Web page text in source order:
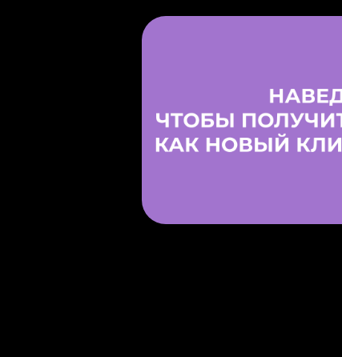
Дарим скидку 15% на